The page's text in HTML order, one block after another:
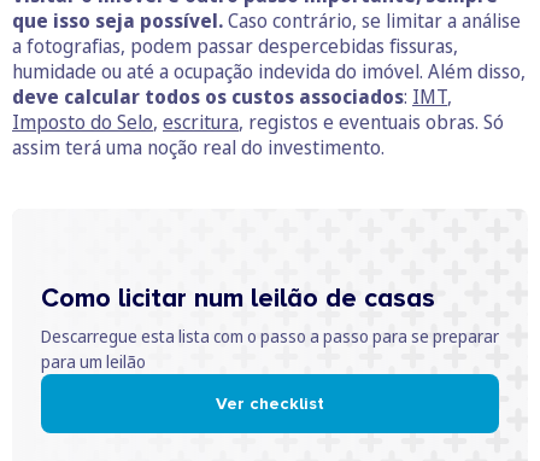
que isso seja possível.Caso contrário, se limitar a análise
a fotografias, podem passar despercebidas fissuras,
humidade ou até a ocupação indevida do imóvel. Além disso,
deve calcular todos os custos associados: IMT,
Imposto do Selo, escritura, registos e eventuais obras. Só
assim terá uma noção real do investimento.
Como licitar num leilão de casas
Descarregue esta lista com o passo a passo para se preparar
para um leilão
Ver checklist